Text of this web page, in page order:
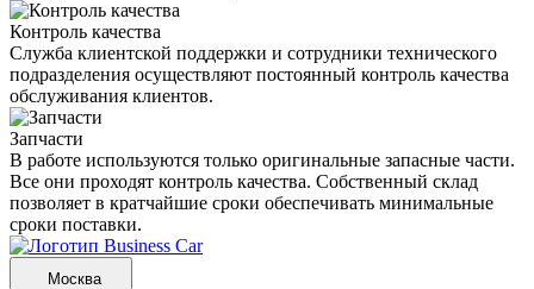
Контроль качества
Служба клиентской поддержки и сотрудники технического
подразделения осуществляют постоянный контроль качества
обслуживания клиентов.
Запчасти
В работе используются только оригинальные запасные части.
Все они проходят контроль качества. Собственный склад
позволяет в кратчайшие сроки обеспечивать минимальные
сроки поставки.
Москва